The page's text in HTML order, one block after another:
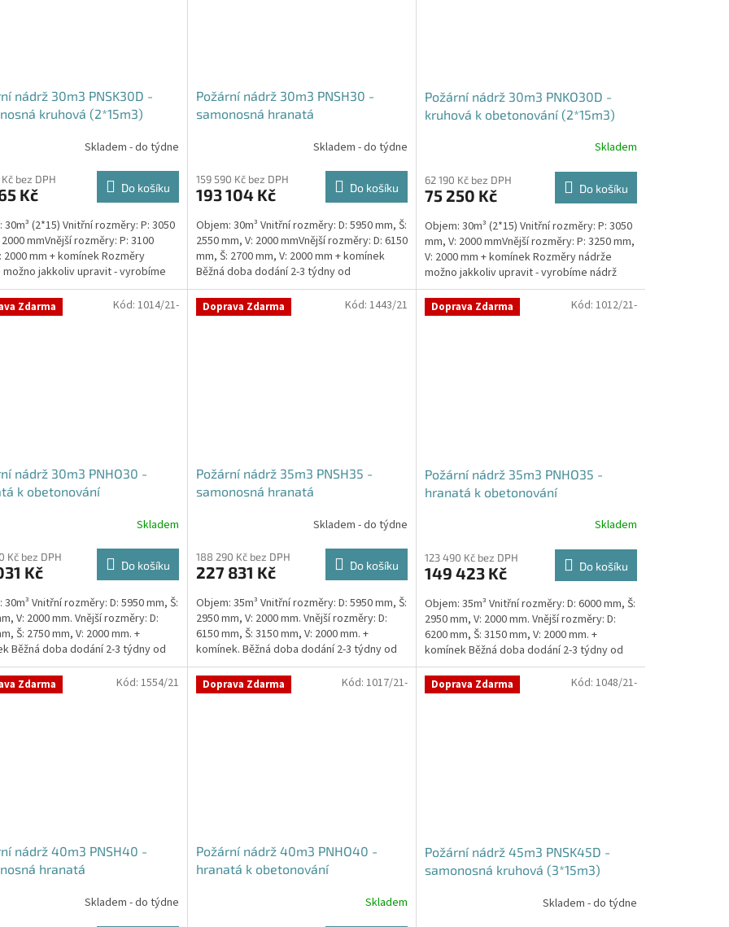
nádrž 30m3 PNSK30D -
kruhová (2*15m3)
Skladem - do týdne
bez DPH
Kč Do košíku
30m³ (2*15) Vnitřní rozměry: P: 3050
mmVnější rozměry: P: 3100
2000 mm + komínek Rozměry
možno jakkoliv upravit - vyrobíme
Požární nádrž 30m3 PNSH30 -
samonosná hranatá
Skladem - do týdne
159 590 Kč bez DPH
193 104 Kč Do košíku
Objem: 30m³ Vnitřní rozměry: D: 5950 mm, Š:
2550 mm, V: 2000 mmVnější rozměry: D: 6150
mm, Š: 2700 mm, V: 2000 mm + komínek
Běžná doba dodání 2-3 týdny od
objednávky. Rozměry...
Požární nádrž 30m3 PNKO30D -
kruhová k obetonování (2*15m3)
Skladem
62 190 Kč bez DPH
75 250 Kč Do košíku
Objem: 30m³ (2*15) Vnitřní rozměry: P: 3050
mm, V: 2000 mmVnější rozměry: P: 3250 mm,
V: 2000 mm + komínek Rozměry nádrže
možno jakkoliv upravit - vyrobíme nádrž
na...
Zdarma
nádrž 30m3 PNHO30 -
k obetonování
Skladem
Kč bez DPH
Kč Do košíku
Vnitřní rozměry: D: 5950 mm, Š:
V: 2000 mm. Vnější rozměry: D:
Š: 2750 mm, V: 2000 mm. +
Běžná doba dodání 2-3 týdny od
Kód: 1014/21- Doprava Zdarma
Požární nádrž 35m3 PNSH35 -
samonosná hranatá
Skladem - do týdne
188 290 Kč bez DPH
227 831 Kč Do košíku
Objem: 35m³ Vnitřní rozměry: D: 5950 mm, Š:
2950 mm, V: 2000 mm. Vnější rozměry: D:
6150 mm, Š: 3150 mm, V: 2000 mm. +
komínek. Běžná doba dodání 2-3 týdny od
objednávky....
Kód: 1443/21 Doprava Zdarma
Požární nádrž 35m3 PNHO35 -
hranatá k obetonování
produktu
je
z
5
hvězdiček.
Skladem
123 490 Kč bez DPH
149 423 Kč Do košíku
Objem: 35m³ Vnitřní rozměry: D: 6000 mm, Š:
2950 mm, V: 2000 mm. Vnější rozměry: D:
6200 mm, Š: 3150 mm, V: 2000 mm. +
komínek Běžná doba dodání 2-3 týdny od
objednávky....
Kód: 1012/21-
Zdarma
nádrž 40m3 PNSH40 -
hranatá
Skladem - do týdne
Kód: 1554/21 Doprava Zdarma
Požární nádrž 40m3 PNHO40 -
hranatá k obetonování
Skladem
Kód: 1017/21- Doprava Zdarma
Požární nádrž 45m3 PNSK45D -
samonosná kruhová (3*15m3)
Skladem - do týdne
Kód: 1048/21-